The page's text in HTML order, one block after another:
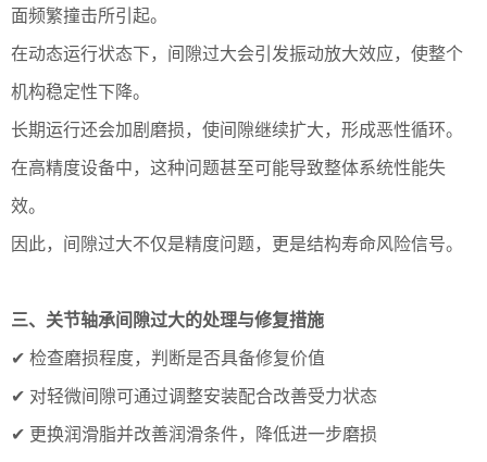
面频繁撞击所引起。
在动态运行状态下，间隙过大会引发振动放大效应，使整个
机构稳定性下降。
长期运行还会加剧磨损，使间隙继续扩大，形成恶性循环。
在高精度设备中，这种问题甚至可能导致整体系统性能失
效。
因此，间隙过大不仅是精度问题，更是结构寿命风险信号。
三、关节轴承间隙过大的处理与修复措施
✔ 检查磨损程度，判断是否具备修复价值
✔ 对轻微间隙可通过调整安装配合改善受力状态
✔ 更换润滑脂并改善润滑条件，降低进一步磨损